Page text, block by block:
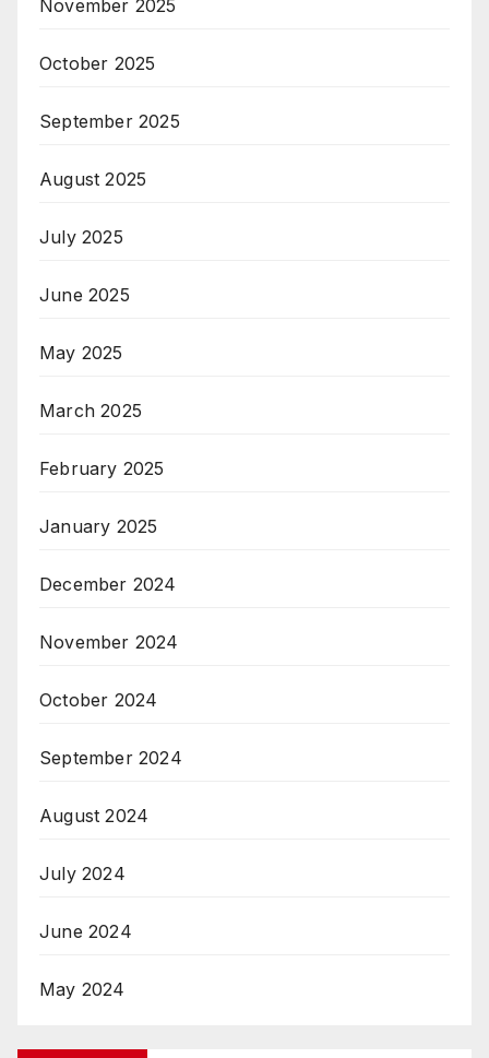
November 2025
October 2025
September 2025
August 2025
July 2025
June 2025
May 2025
March 2025
February 2025
January 2025
December 2024
November 2024
October 2024
September 2024
August 2024
July 2024
June 2024
May 2024